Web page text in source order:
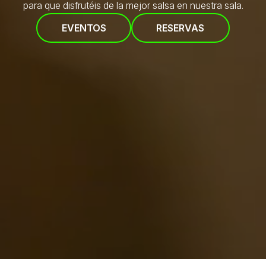
para que disfrutéis de la mejor salsa en nuestra sala.
EVENTOS
RESERVAS